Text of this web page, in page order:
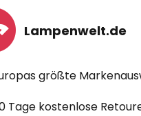
Lampenwelt.de
größte
Tage kostenlose